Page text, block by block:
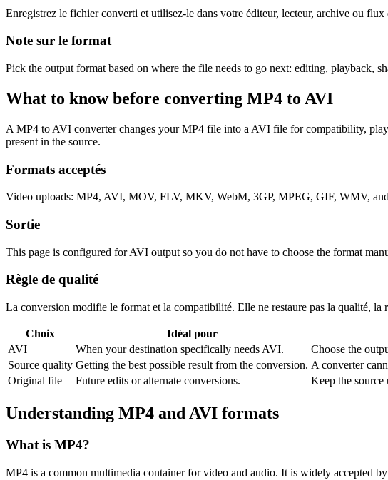
Enregistrez le fichier converti et utilisez-le dans votre éditeur, lecteur, archive ou flux
Note sur le format
Pick the output format based on where the file needs to go next: editing, playback,
What to know before converting MP4 to AVI
A MP4 to AVI converter changes your MP4 file into a AVI file for compatibility,
present in the source.
Formats acceptés
Video uploads: MP4, AVI, MOV, FLV, MKV, WebM, 3GP, MPEG, GIF, WMV,
Sortie
This page is configured for AVI output so you do not have to choose the format
Règle de qualité
La conversion modifie le format et la compatibilité. Elle ne restaure pas la qualité,
Choix Idéal pour
AVI
When your destination specifically needs AVI.
Choose the
Source quality Getting the best possible result from the conversion. A converter
Original file
Future edits or alternate conversions. Keep the
Understanding MP4 and AVI formats
What is MP4?
MP4 is a common multimedia container for video and audio. It is widely accepted